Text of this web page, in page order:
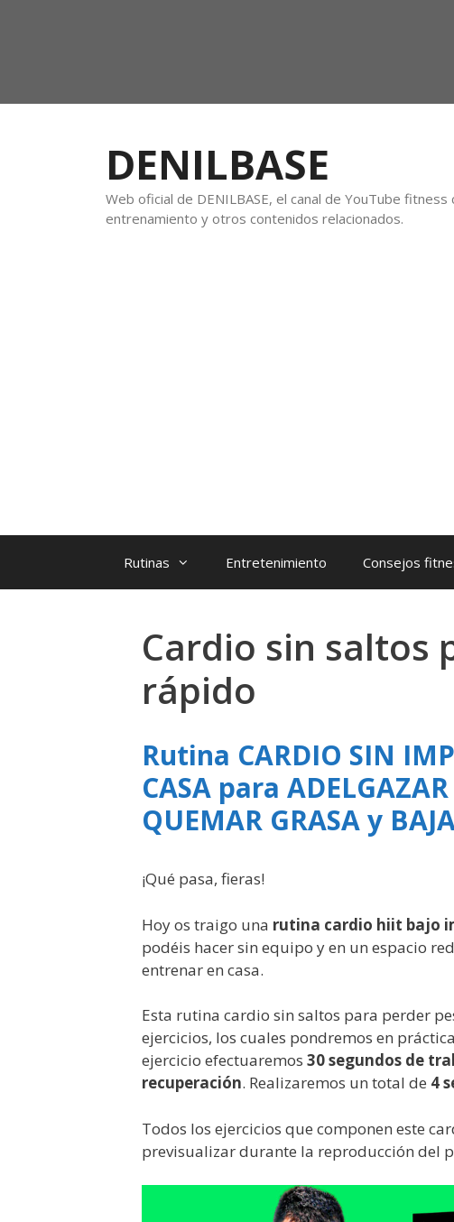
DENILBASE
Web oficial de DENILBASE, el canal de YouTube
entrenamiento y otros contenidos relacionados.
Rutinas Entretenimiento Consejos
Cardio sin saltos
rápido
Rutina CARDIO SIN
CASA para ADELGAZAR
QUEMAR GRASA y
¡Qué pasa, fieras!
Hoy os traigo una rutina cardio hiit bajo
podéis hacer sin equipo y en un espacio
entrenar en casa.
Esta rutina cardio sin saltos para perder
ejercicios, los cuales pondremos en
ejercicio efectuaremos 30 segundos de
recuperación. Realizaremos un total de 4
Todos los ejercicios que componen este
previsualizar durante la reproducción del